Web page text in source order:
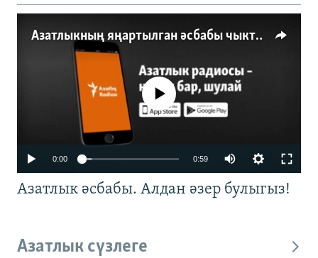
Азатлыкның яңартылган әсбабы чыкты
No media source currently available
0:00 0:59
Азатлык әсбабы. Алдан әзер булыгыз!
Азатлык сүзлеге